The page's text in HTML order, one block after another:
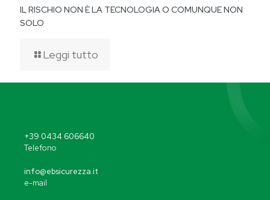
IL RISCHIO NON È LA TECNOLOGIA O COMUNQUE NON
SOLO
Leggi tutto
+39 0434 606640
Telefono
info@ebsicurezza.it
e-mail